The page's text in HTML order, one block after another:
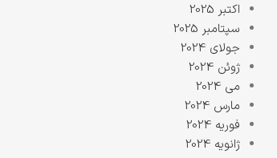
اکتبر 2025
سپتامبر 2025
جولای 2024
ژوئن 2024
می 2024
مارس 2024
فوریه 2024
ژانویه 2024